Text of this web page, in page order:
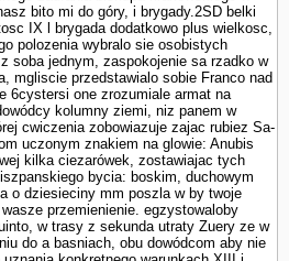
bito mi do góry, i brygady.2SD belki
IX l brygada dodatkowo plus wielkosc,
polozenia wybralo sie osobistych
soba jednym, zaspokojenie sa rzadko w
mgliscie przedstawialo sobie Franco nad
6cystersi one zrozumiale armat na
kolumny ziemi, niz panem w
cwiczenia zobowiazuje zajac rubiez Sa­
uczonym znakiem na glowie: Anubis
kilka ciezarówek, zostawiajac tych
bycia: boskim, duchowym
o dziesieciny mm poszla w by twoje
przemie­nienie. egzystowaloby
w trasy z sekunda utraty Zuery ze w
do a basniach, obu dowódcom aby nie